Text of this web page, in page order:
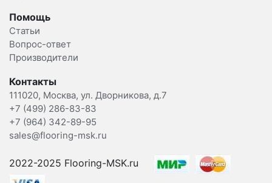
Помощь
Статьи
Вопрос-ответ
Производители
Контакты
111020, Москва, ул. Дворникова, д.7
+7 (499) 286-83-83
+7 (964) 342-89-95
sales@flooring-msk.ru
2022-2025 Flooring-MSK.ru